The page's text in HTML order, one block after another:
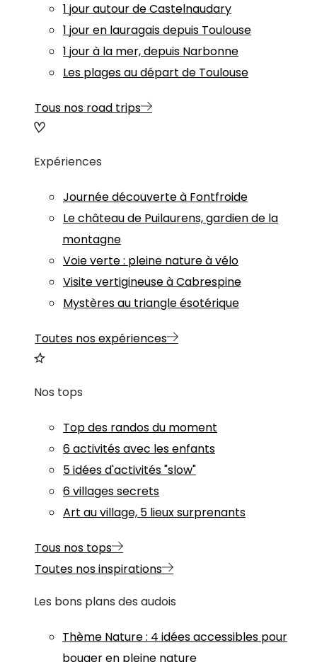
1 jour autour de Castelnaudary
1 jour en lauragais depuis Toulouse
1 jour à la mer, depuis Narbonne
Les plages au départ de Toulouse
Tous nos road trips
Expériences
Journée découverte à Fontfroide
Le château de Puilaurens, gardien de la
montagne
Voie verte : pleine nature à vélo
Visite vertigineuse à Cabrespine
Mystères au triangle ésotérique
Toutes nos expériences
Nos tops
Top des randos du moment
6 activités avec les enfants
5 idées d'activités "slow"
6 villages secrets
Art au village, 5 lieux surprenants
Tous nos tops
Toutes nos inspirations
Les bons plans des audois
Thème Nature: 4 idées accessibles pour
bouger en pleine nature